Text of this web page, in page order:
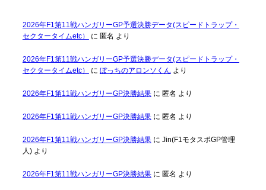
2026年F1第11戦ハンガリーGP予選決勝データ(スピードトラップ・
セクタータイムetc）
に 匿名 より
2026年F1第11戦ハンガリーGP予選決勝データ(スピードトラップ・
セクタータイムetc）
に ぼっちのアロンソくん より
2026年F1第11戦ハンガリーGP決勝結果に 匿名 より
2026年F1第11戦ハンガリーGP決勝結果に 匿名 より
2026年F1第11戦ハンガリーGP決勝結果に Jin(F1モタスポGP管理
人)より
2026年F1第11戦ハンガリーGP決勝結果に 匿名 より